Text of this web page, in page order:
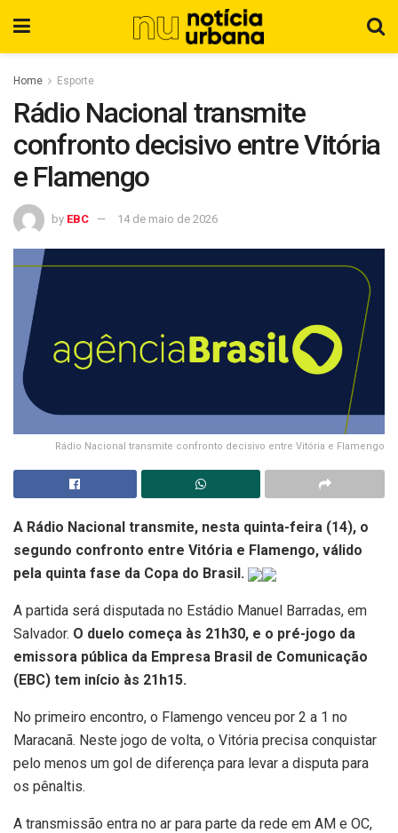
Home Esporte
Rádio Nacional transmite
confronto decisivo entre Vitória
e Flamengo
by EBC 14 de maio de 2026
Rádio Nacional transmite confronto decisivo entre Vitória e Flamengo
A Rádio Nacional transmite, nesta quinta-feira (14), o
segundo confronto entre Vitória e Flamengo, válido
pela quinta fase da Copa do Brasil.
A partida será disputada no Estádio Manuel Barradas, em
Salvador. O duelo começa às 21h30, e o pré-jogo da
emissora pública da Empresa Brasil de Comunicação
(EBC) tem início às 21h15.
No primeiro encontro, o Flamengo venceu por 2 a 1 no
Maracanã. Neste jogo de volta, o Vitória precisa conquistar
pelo menos um gol de diferença para levar a disputa para
os pênaltis.
A transmissão entra no ar para parte da rede em AM e OC,